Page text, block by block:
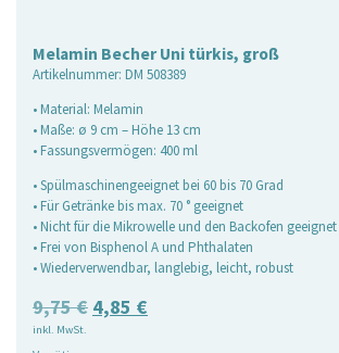
Melamin Becher Uni türkis, groß
Artikelnummer: DM 508389
• Material: Melamin
• Maße: ø 9 cm – Höhe 13 cm
• Fassungsvermögen: 400 ml
• Spülmaschinengeeignet bei 60 bis 70 Grad
• Für Getränke bis max. 70 ° geeignet
• Nicht für die Mikrowelle und den Backofen geeignet
• Frei von Bisphenol A und Phthalaten
• Wiederverwendbar, langlebig, leicht, robust
9,75€ Ursprünglicher
4,85 €
inkl. MwSt.